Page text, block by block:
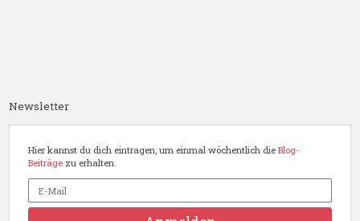
Newsletter
Hier kannst du dich eintragen, um einmal wöchentlich die Blog-
Beiträgezu erhalten.